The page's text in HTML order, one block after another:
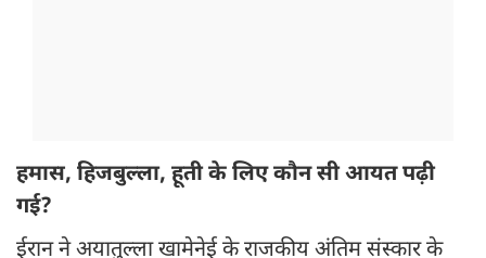
हमास, हिजबुल्ला, हूती के लिए कौन सी आयत पढ़ी
गई?
ईरान ने अयातुल्ला खामेनेई के राजकीय अंतिम संस्कार के